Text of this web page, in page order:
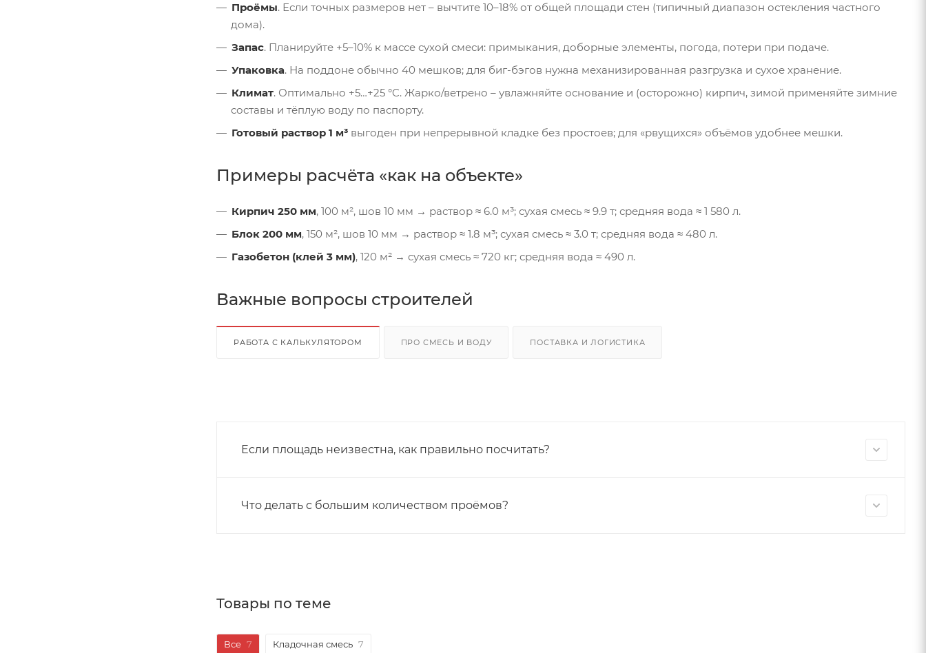
Проёмы. Если точных размеров нет – вычтите 10–18% от общей площади стен (типичный диапазон остекления частного
дома).
Запас. Планируйте +5–10% к массе сухой смеси: примыкания, доборные элементы, погода, потери при подаче.
Упаковка. На поддоне обычно 40 мешков; для биг-бэгов нужна механизированная разгрузка и сухое хранение.
Климат. Оптимально +5…+25 °C. Жарко/ветрено – увлажняйте основание и (осторожно) кирпич, зимой применяйте зимние
составы и тёплую воду по паспорту.
Готовый раствор 1 м³ выгоден при непрерывной кладке без простоев; для «рвущихся» объёмов удобнее мешки.
Примеры расчёта «как на объекте»
Кирпич 250 мм, 100 м², шов 10 мм → раствор ≈ 6.0 м³; сухая смесь ≈ 9.9 т; средняя вода ≈ 1 580 л.
Блок 200 мм, 150 м², шов 10 мм → раствор ≈ 1.8 м³; сухая смесь ≈ 3.0 т; средняя вода ≈ 480 л.
Газобетон (клей 3 мм), 120 м² → сухая смесь ≈ 720 кг; средняя вода ≈ 490 л.
Важные вопросы строителей
РАБОТА С КАЛЬКУЛЯТОРОМ ПРО СМЕСЬ И ВОДУ ПОСТАВКА И ЛОГИСТИКА
Если площадь неизвестна, как правильно посчитать?
Что делать с большим количеством проёмов?
Товары по теме
Все 7 Кладочная смесь 7